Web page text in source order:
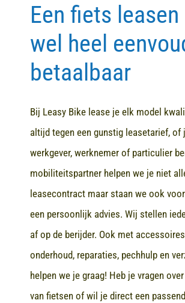
Contact
Een fiets leasen
wel heel
betaalbaar
Bij Leasy Bike lease je elk model
altijd tegen een gunstig leasetarief, of
werkgever, werknemer of particulier
mobiliteitspartner helpen we je niet
leasecontract maar staan we ook
een persoonlijk advies. Wij stellen
af op de berijder. Ook met
onderhoud, reparaties, pechhulp en
helpen we je graag! Heb je vragen
van fietsen of wil je direct een